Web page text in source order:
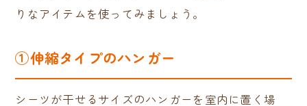
りなアイテムを使ってみましょう。
①伸縮タイプのハンガー
シーツが干せるサイズのハンガーを室内に置く場